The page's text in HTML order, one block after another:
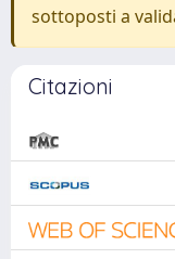
sottoposti a
Citazioni